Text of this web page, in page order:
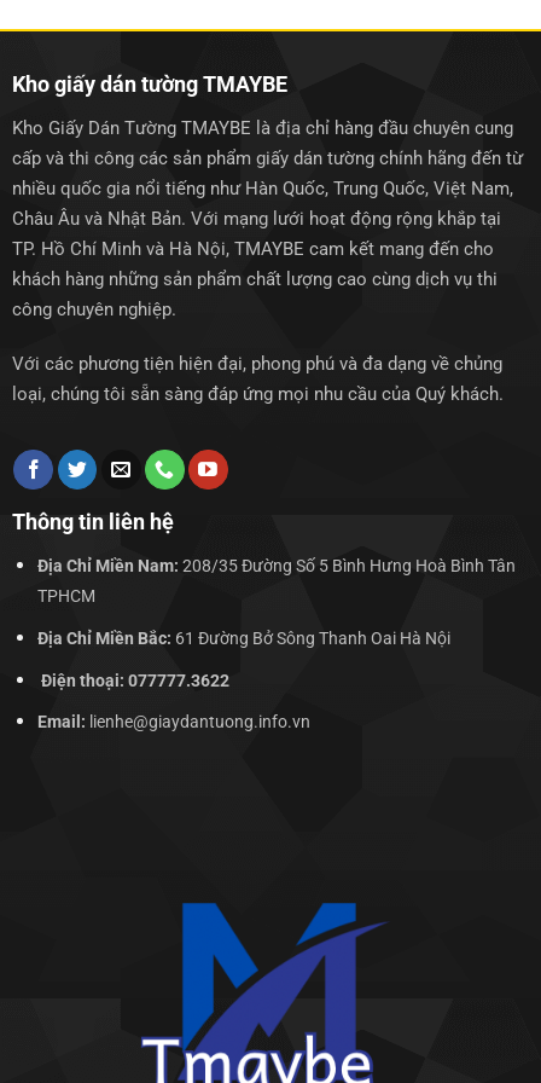
Kho giấy dán tường TMAYBE
Kho Giấy Dán Tường TMAYBE là địa chỉ hàng đầu chuyên cung
cấp và thi công các sản phẩm giấy dán tường chính hãng đến từ
nhiều quốc gia nổi tiếng như Hàn Quốc, Trung Quốc, Việt Nam,
Châu Âu và Nhật Bản. Với mạng lưới hoạt động rộng khắp tại
TP. Hồ Chí Minh và Hà Nội, TMAYBE cam kết mang đến cho
khách hàng những sản phẩm chất lượng cao cùng dịch vụ thi
công chuyên nghiệp.
Với các phương tiện hiện đại, phong phú và đa dạng về chủng
loại, chúng tôi sẵn sàng đáp ứng mọi nhu cầu của Quý khách.
Thông tin liên hệ
Địa Chỉ Miền Nam: 208/35 Đường Số 5 Bình Hưng Hoà Bình Tân
TPHCM
Địa Chỉ Miền Bắc: 61 Đường Bở Sông Thanh Oai Hà Nội
Điện thoại: 077777.3622
Email: lienhe@giaydantuong.info.vn